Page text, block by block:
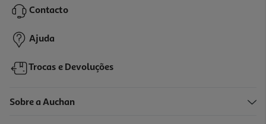
2,95 €
Contacto
Ajuda
Trocas e Devoluções
Sobre a Auchan